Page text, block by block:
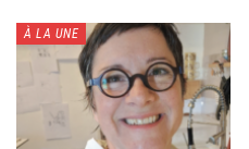
À LA UNE